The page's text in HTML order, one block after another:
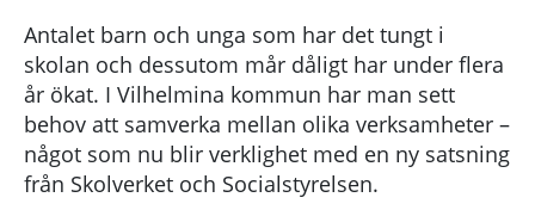
Antalet barn och unga som har det tungt i
skolan och dessutom mår dåligt har under flera
år ökat. I Vilhelmina kommun har man sett
behov att samverka mellan olika verksamheter –
något som nu blir verklighet med en ny satsning
från Skolverket och Socialstyrelsen.